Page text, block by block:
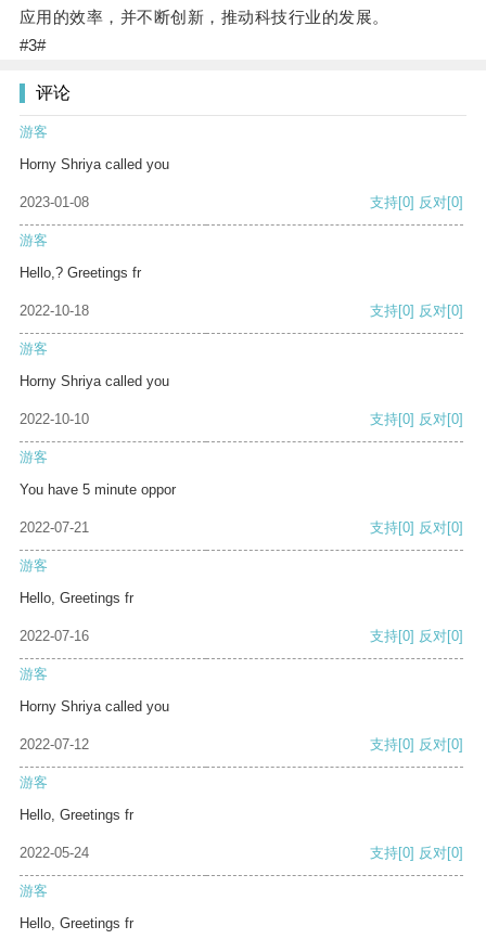
应用的效率，并不断创新，推动科技行业的发展。
#3#
评论
游客
Horny Shriya called you
2023-01-08 支持[0] 反对[0]
游客
Hello,? Greetings fr
2022-10-18 支持[0] 反对[0]
游客
Horny Shriya called you
2022-10-10 支持[0] 反对[0]
游客
You have 5 minute oppor
2022-07-21 支持[0] 反对[0]
游客
Hello, Greetings fr
2022-07-16 支持[0] 反对[0]
游客
Horny Shriya called you
2022-07-12 支持[0] 反对[0]
游客
Hello, Greetings fr
2022-05-24 支持[0] 反对[0]
游客
Hello, Greetings fr